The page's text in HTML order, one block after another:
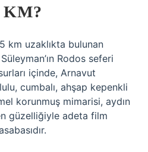
km uzaklıkta bulunan
Rodos seferi
içinde, Arnavut
cumbalı, ahşap kepenkli
korunmuş mimarisi, aydın
güzelliğiyle adeta film